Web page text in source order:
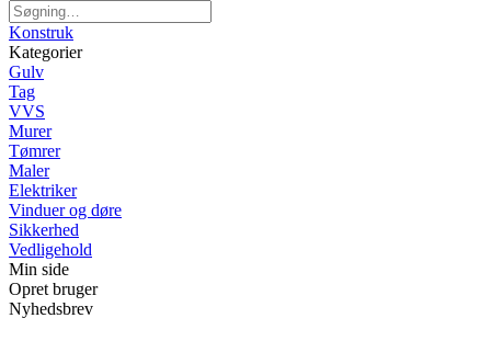
Konstruk
Kategorier
Gulv
Tag
VVS
Murer
Tømrer
Maler
Elektriker
Vinduer og døre
Sikkerhed
Vedligehold
Min side
Opret bruger
Nyhedsbrev